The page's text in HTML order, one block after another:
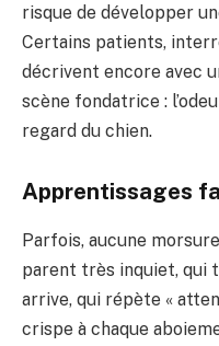
risque de développer
Certains patients,
décrivent encore avec
scène fondatrice :
regard du chien.
Apprentissages
Parfois, aucune
parent très inquiet, qui
arrive, qui répète «
crispe à chaque